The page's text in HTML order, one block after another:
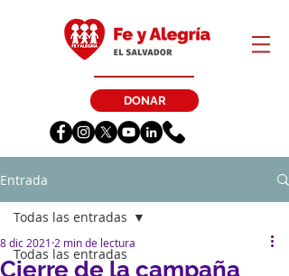
DONAR
Entrada
Todas las entradas
Todas las entradas
Cierre de la campaña
8 dic 2021 2 min de lectura